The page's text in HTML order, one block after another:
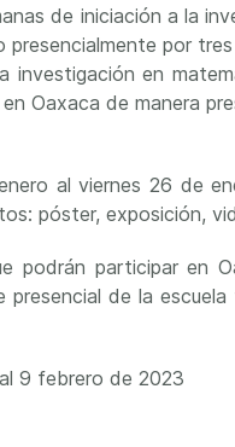
de iniciación a la
por
en
Oaxaca de manera
al viernes 26 de
póster, exposición,
podrán participar en
de la
9 febrero de 2023